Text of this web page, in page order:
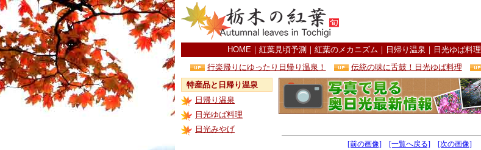
HOME ｜ 紅葉見頃予測 ｜ 紅葉のメカニズム ｜ 日帰り温泉 ｜ 日光ゆば料理
行楽帰りにゆったり日帰り温泉！
伝統の味に舌鼓！日光ゆば料理
特産品と日帰り温泉
日帰り温泉
日光ゆば料理
日光みやげ
[前の画像] [一覧へ戻る] [次の画像]